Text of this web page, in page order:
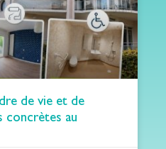
de vie et de
concrètes au